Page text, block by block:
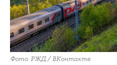
Фото: РЖД / ВКонтакте